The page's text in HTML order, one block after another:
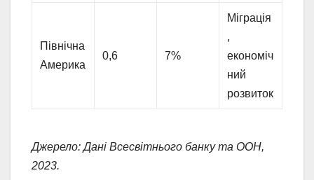
Північна
Америка
0,6 7%
Міграція
,
економіч
ний
розвиток
Джерело: Дані Всесвітнього банку та ООН,
2023.